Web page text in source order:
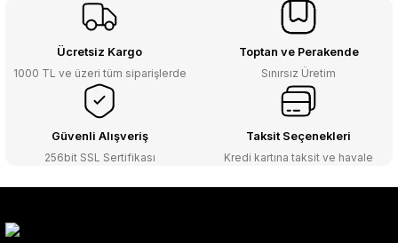
Ücretsiz Kargo
1000 TL ve üzeri tüm siparişlerde
Toptan ve Perakende
Sınırsız Üretim
Güvenli Alışveriş
256bit SSL Sertifikası
Taksit Seçenekleri
Kredi kartına taksit ve havale